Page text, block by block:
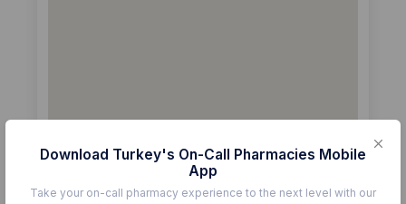
Download Turkey's On-Call Pharmacies Mobile
App
Take your on-call pharmacy experience to the next level with our